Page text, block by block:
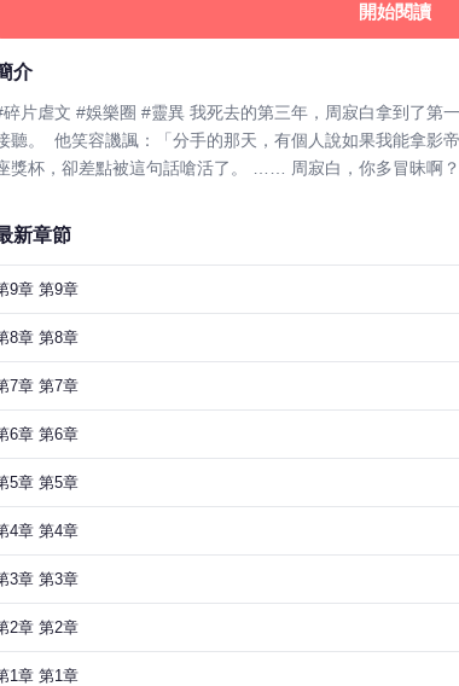
開始閱讀
介
片虐文 #娛樂圈 #靈異 我死去的第三年，周寂白拿到了第一個影帝。頒獎現場，主持人問： 「此時此刻
天，有個人說如果我能拿影帝，她就從十八樓跳下去。」 「怎麼不敢接電話了，不會是真跳了吧？」 我正飄在他身邊，試圖摸摸那
座獎杯，卻差點被這句話嗆活了。 …… 周寂白，你多冒昧啊？
新章節
9章 第9章
8章 第8章
7章 第7章
6章 第6章
5章 第5章
4章 第4章
3章 第3章
2章 第2章
1章 第1章